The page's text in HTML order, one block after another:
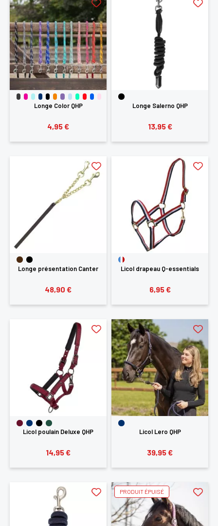
Longe Color QHP
4,95 €
Longe Salerno QHP
13,95 €
Longe présentation Canter
48,90 €
Licol drapeau Q-essentials
6,95 €
Licol poulain Deluxe QHP
14,95 €
Licol Lero QHP
39,95 €
PRODUIT ÉPUISÉ